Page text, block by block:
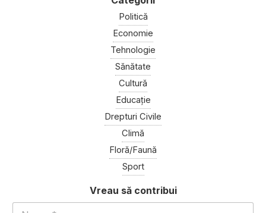
Politică
Economie
Tehnologie
Sănătate
Cultură
Educație
Drepturi Civile
Climă
Floră/Faună
Sport